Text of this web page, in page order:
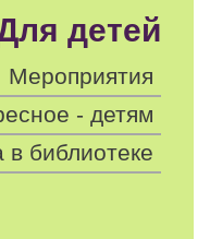
детей
Мероприятия
- детям
в библиотеке